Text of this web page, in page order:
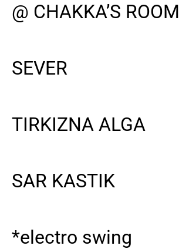
@ CHAKKA’S ROOM
SEVER
TIRKIZNA ALGA
SAR KASTIK
*electro swing